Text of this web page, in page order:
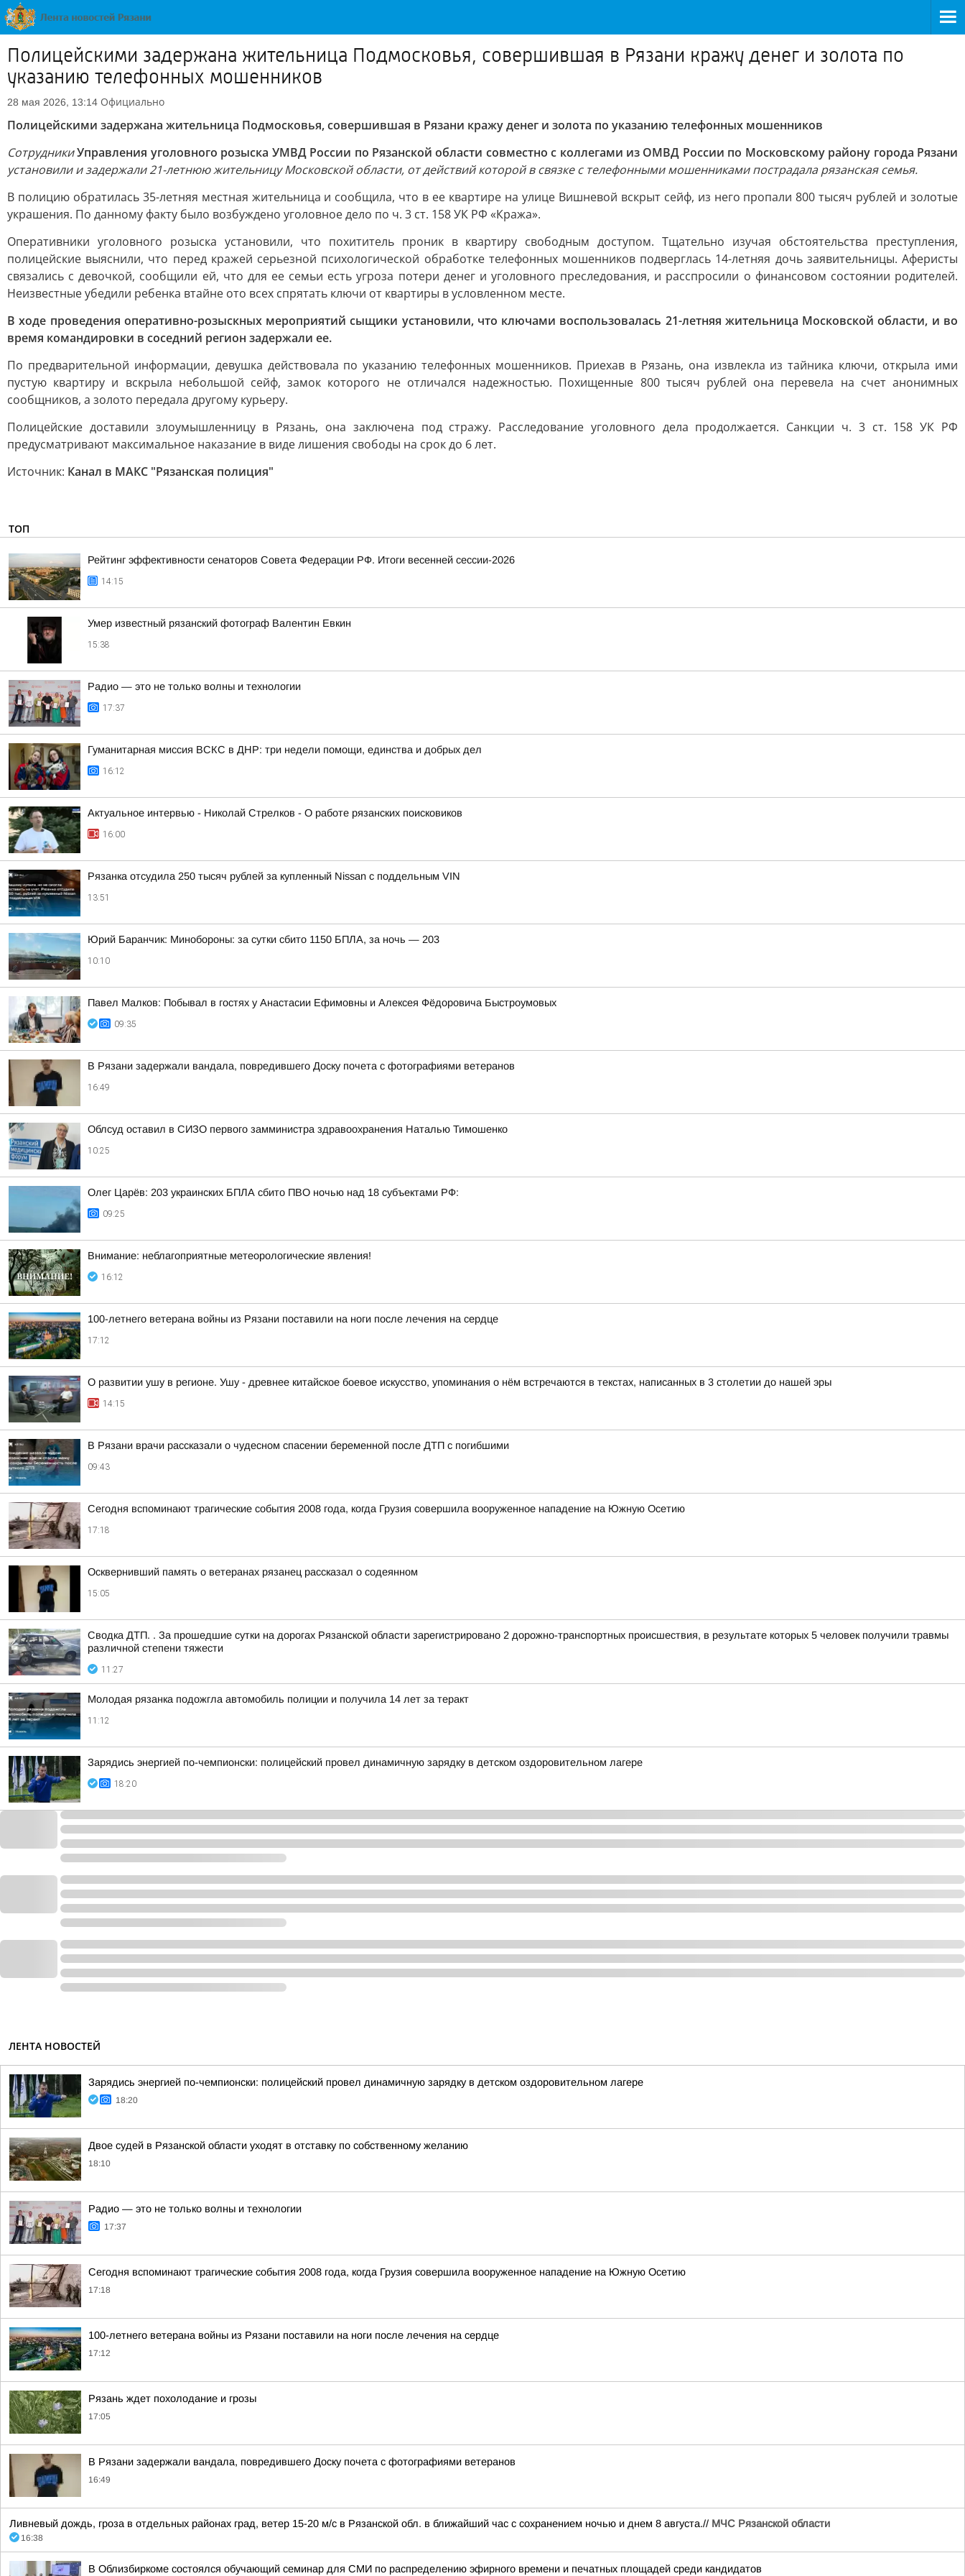
Полицейскими задержана жительница Подмосковья, совершившая в Рязани кражу денег и золота по
указанию телефонных мошенников
28 мая 2026, 13:14 Официально
Полицейскими задержана жительница Подмосковья, совершившая в Рязани кражу денег и золота по указанию телефонных мошенников
СотрудникиУправления уголовного розыска УМВД России по Рязанской области совместно с коллегами из ОМВД России по Московскому району города Рязани
установили и задержали 21-летнюю жительницу Московской области, от действий которой в связке с телефонными мошенниками пострадала рязанская семья.
В полицию обратилась 35-летняя местная жительница и сообщила, что в ее квартире на улице Вишневой вскрыт сейф, из него пропали 800 тысяч рублей и золотые
украшения. По данному факту было возбуждено уголовное дело по ч. 3 ст. 158 УК РФ «Кража».
Оперативники уголовного розыска установили, что похититель проник в квартиру свободным доступом. Тщательно изучая обстоятельства преступления,
полицейские выяснили, что перед кражей серьезной психологической обработке телефонных мошенников подверглась 14-летняя дочь заявительницы. Аферисты
связались с девочкой, сообщили ей, что для ее семьи есть угроза потери денег и уголовного преследования, и расспросили о финансовом состоянии родителей.
Неизвестные убедили ребенка втайне ото всех спрятать ключи от квартиры в условленном месте.
В ходе проведения оперативно-розыскных мероприятий сыщики установили, что ключами воспользовалась 21-летняя жительница Московской области, и во
время командировки в соседний регион задержали ее.
По предварительной информации, девушка действовала по указанию телефонных мошенников. Приехав в Рязань, она извлекла из тайника ключи, открыла ими
пустую квартиру и вскрыла небольшой сейф, замок которого не отличался надежностью. Похищенные 800 тысяч рублей она перевела на счет анонимных
сообщников, а золото передала другому курьеру.
Полицейские доставили злоумышленницу в Рязань, она заключена под стражу. Расследование уголовного дела продолжается. Санкции ч. 3 ст. 158 УК РФ
предусматривают максимальное наказание в виде лишения свободы на срок до 6 лет.
Источник: Канал в МАКС "Рязанская полиция"
ТОП
Рейтинг эффективности сенаторов Совета Федерации РФ. Итоги весенней сессии-2026
14:15
Умер известный рязанский фотограф Валентин Евкин
15:38
Радио — это не только волны и технологии
17:37
Гуманитарная миссия ВСКС в ДНР: три недели помощи, единства и добрых дел
16:12
Актуальное интервью - Николай Стрелков - О работе рязанских поисковиков
16:00
Рязанка отсудила 250 тысяч рублей за купленный Nissan с поддельным VIN
13:51
Юрий Баранчик: Минобороны: за сутки сбито 1150 БПЛА, за ночь — 203
10:10
Павел Малков: Побывал в гостях у Анастасии Ефимовны и Алексея Фёдоровича Быстроумовых
09:35
В Рязани задержали вандала, повредившего Доску почета с фотографиями ветеранов
16:49
Облсуд оставил в СИЗО первого замминистра здравоохранения Наталью Тимошенко
10:25
Олег Царёв: 203 украинских БПЛА сбито ПВО ночью над 18 субъектами РФ:
09:25
Внимание: неблагоприятные метеорологические явления!
16:12
100-летнего ветерана войны из Рязани поставили на ноги после лечения на сердце
17:12
О развитии ушу в регионе. Ушу - древнее китайское боевое искусство, упоминания о нём встречаются в текстах, написанных в 3 столетии до нашей эры
14:15
В Рязани врачи рассказали о чудесном спасении беременной после ДТП с погибшими
09:43
Сегодня вспоминают трагические события 2008 года, когда Грузия совершила вооруженное нападение на Южную Осетию
17:18
Осквернивший память о ветеранах рязанец рассказал о содеянном
15:05
Сводка ДТП. . За прошедшие сутки на дорогах Рязанской области зарегистрировано 2 дорожно-транспортных происшествия, в результате которых 5 человек получили травмы
различной степени тяжести
11:27
Молодая рязанка подожгла автомобиль полиции и получила 14 лет за теракт
11:12
Зарядись энергией по-чемпионски: полицейский провел динамичную зарядку в детском оздоровительном лагере
18:20
ЛЕНТА НОВОСТЕЙ
Зарядись энергией по-чемпионски: полицейский провел динамичную зарядку в детском оздоровительном лагере
18:20
Двое судей в Рязанской области уходят в отставку по собственному желанию
18:10
Радио — это не только волны и технологии
17:37
Сегодня вспоминают трагические события 2008 года, когда Грузия совершила вооруженное нападение на Южную Осетию
17:18
100-летнего ветерана войны из Рязани поставили на ноги после лечения на сердце
17:12
Рязань ждет похолодание и грозы
17:05
В Рязани задержали вандала, повредившего Доску почета с фотографиями ветеранов
16:49
Ливневый дождь, гроза в отдельных районах град, ветер 15-20 м/с в Рязанской обл. в ближайший час с сохранением ночью и днем 8 августа.// МЧС Рязанской области
16:38
В Облизбиркоме состоялся обучающий семинар для СМИ по распределению эфирного времени и печатных площадей среди кандидатов